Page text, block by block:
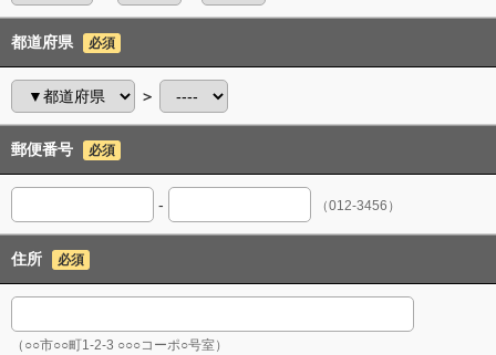
都道府県 必須
＞
郵便番号 必須
- （012-3456）
住所 必須
（○○市○○町1-2-3 ○○○コーポ○号室）